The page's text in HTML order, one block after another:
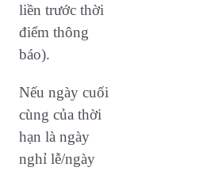
liền trước thời
điểm thông
báo).
Nếu ngày cuối
cùng của thời
hạn là ngày
nghỉ lễ/ngày